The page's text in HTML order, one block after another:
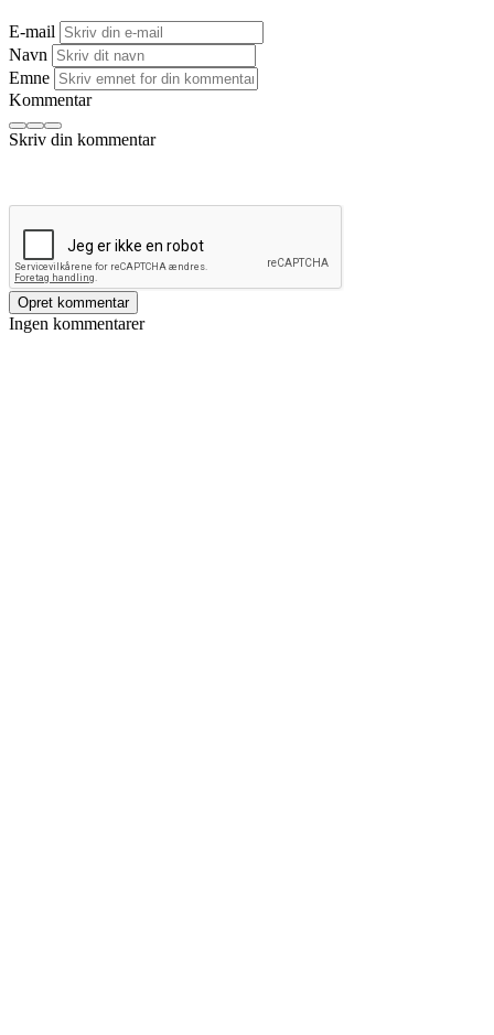
E-mail
Navn
Emne
Kommentar
Opret kommentar
Ingen kommentarer